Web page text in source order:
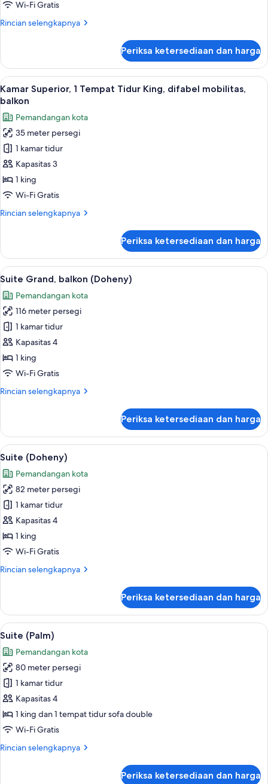
King,
balkon
Wi-Fi Gratis
Rincian selengkapnya
Rincian
Kamar
Superior,
1
Tempat
King,
akses
difabel,
balkon
Periksa ketersediaan dan harga
Lihat
semua
foto
untuk
Kamar
Superior,
1
Tempat
Tidur
difabel
Seprai premium, selimut bulu angsa,
2
Kamar Superior, 1 Tempat Tidur King, difabel mobilitas,
balkon
Pemandangan kota
35 meter persegi
1 kamar tidur
Kapasitas 3
1 king
Wi-Fi Gratis
Rincian selengkapnya
Rincian
Kamar
Superior,
1
Tidur
King,
difabel
mobilitas,
balkon
Periksa ketersediaan dan harga
Lihat
semua
foto
untuk
Suite
Grand,
balkon
(Doheny)
Seprai premium, selimut bulu angsa,
5
Suite Grand, balkon (Doheny)
Pemandangan kota
116 meter persegi
1 kamar tidur
Kapasitas 4
1 king
Wi-Fi Gratis
Rincian selengkapnya
Rincian
Suite
Grand,
balkon
(Doheny)
Periksa ketersediaan dan harga
Lihat
semua
foto
untuk
Suite
(Doheny)
Suite (Doheny) | Seprai premium,
3
Suite (Doheny)
Pemandangan kota
82 meter persegi
1 kamar tidur
Kapasitas 4
1 king
Wi-Fi Gratis
Rincian selengkapnya
Rincian
Suite
(Doheny)
Periksa ketersediaan dan harga
Lihat
semua
foto
untuk
Suite
(Palm)
Suite (Palm) | Seprai premium,
5
Suite (Palm)
Pemandangan kota
80 meter persegi
1 kamar tidur
Kapasitas 4
1 king dan 1 tempat tidur sofa double
Wi-Fi Gratis
Rincian selengkapnya
Rincian
Periksa ketersediaan dan harga